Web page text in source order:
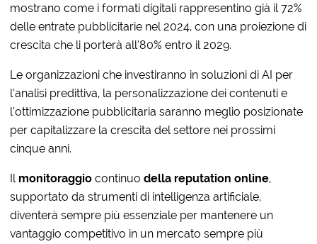
mostrano come i formati digitali rappresentino già il 72%
delle entrate pubblicitarie nel 2024, con una proiezione di
crescita che li porterà all’80% entro il 2029.
Le organizzazioni che investiranno in soluzioni di AI per
l’analisi predittiva, la personalizzazione dei contenuti e
l’ottimizzazione pubblicitaria saranno meglio posizionate
per capitalizzare la crescita del settore nei prossimi
cinque anni.
Il monitoraggio continuodella reputation online,
supportato da strumenti di intelligenza artificiale,
diventerà sempre più essenziale per mantenere un
vantaggio competitivo in un mercato sempre più